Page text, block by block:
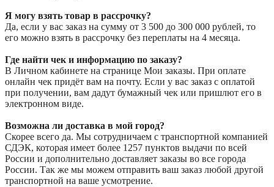
Я могу взять товар в рассрочку?
Да, если у вас заказ на сумму от 3 500 до 300 000 рублей, то
его можно взять в рассрочку без переплаты на 4 месяца.
Где найти чек и информацию по заказу?
В Личном кабинете на странице Мои заказы. При оплате
онлайн чек придёт вам на почту. Если у вас заказ с оплатой
при получении, вам дадут бумажный чек или пришлют его в
электронном виде.
Возможна ли доставка в мой город?
Скорее всего да. Мы сотрудничаем с транспортной компанией
СДЭК, которая имеет более 1257 пунктов выдачи по всей
России и дополнительно доставляет заказы во все города
России. Так же мы можем отправить ваш заказ любой другой
транспортной на ваше усмотрение.